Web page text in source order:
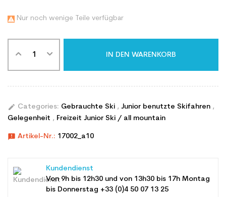
 Nur noch wenige Teile verfügbar
IN DEN WARENKORB
edit Categories: Gebrauchte Ski , Junior benutzte Skifahren ,
Gelegenheit , Freizeit Junior Ski / all mountain
announcement Artikel-Nr.: 17002_a10
Kundendienst
Von 9h bis 12h30 und von 13h30 bis 17h Montag
bis Donnerstag +33 (0)4 50 07 13 25